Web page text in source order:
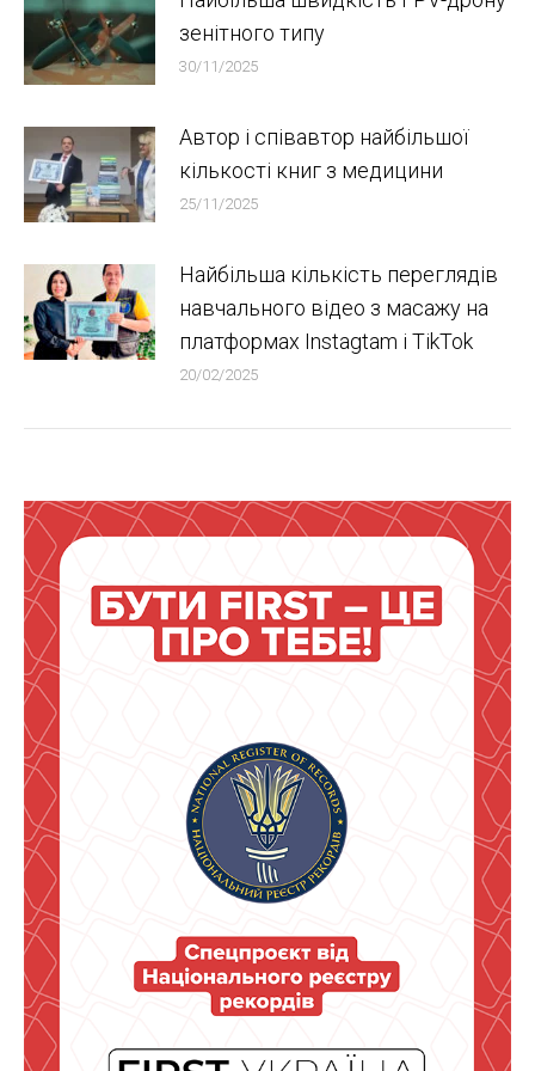
зенітного типу
30/11/2025
Автор і співавтор найбільшої
кількості книг з медицини
25/11/2025
Найбільша кількість переглядів
навчального відео з масажу на
платформах Instagtam i TikTok
20/02/2025